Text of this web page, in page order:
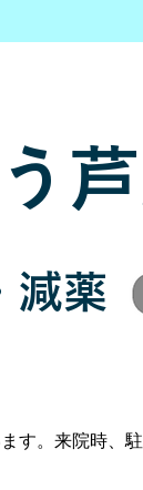
減薬
す。来院時、